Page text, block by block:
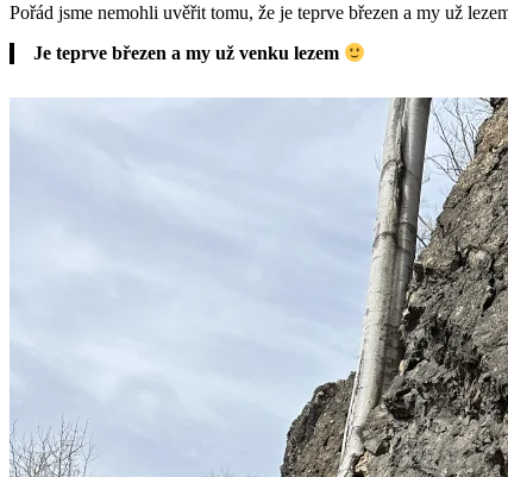
Pořád jsme nemohli uvěřit tomu, že je teprve březen a my už
Je teprve březen a my už venku lezem